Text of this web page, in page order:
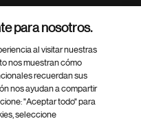
para nosotros.
al visitar nuestras
nos muestran cómo
recuerdan sus
nos ayudan a compartir
"Aceptar todo" para
seleccione